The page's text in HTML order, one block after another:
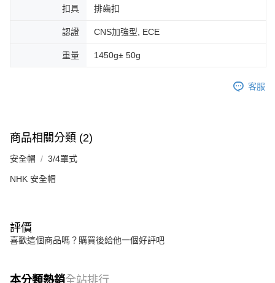
扣具 排齒扣
認證 CNS加強型, ECE
重量 1450g± 50g
客服
商品相關分類 (2)
安全帽 3/4罩式
NHK 安全帽
評價
喜歡這個商品嗎？購買後給他一個好評吧
本分類熱銷全站排行